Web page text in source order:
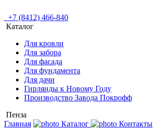
+7 (8412) 466-840
Каталог
Для кровли
Для забора
Для фасада
Для фундамента
Для дачи
Гирлянды к Новому Году
Производство Завода Покрофф
Пенза
Главная
Каталог Контакты